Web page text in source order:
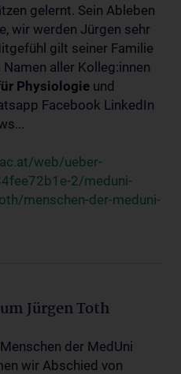
gelernt. Sein Ableben
wir werden Jürgen sehr
gilt seiner Familie
aller Kolleg:innen
Physiologie und
Facebook LinkedIn
web/ueber-
2/meduni-
menschen-der-meduni-
Jürgen Toth
der MedUni
wir Abschied von